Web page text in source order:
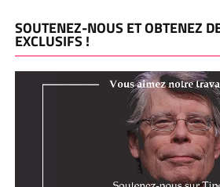
SOUTENEZ-NOUS ET OBTENEZ
EXCLUSIFS !